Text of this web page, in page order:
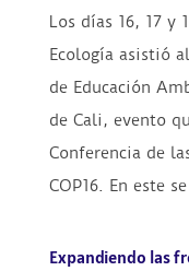
Los días 16, 17 y
Ecología asistió
de Educación
de Cali, evento
Conferencia de
COP16. En este
Expandiendo las